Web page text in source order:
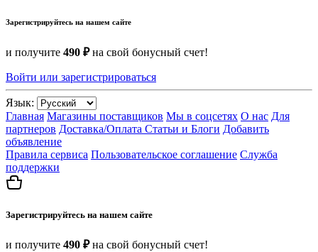
Зарегистрируйтесь на нашем сайте
и получите 490 ₽на свой бонусный счет!
Войти или зарегистрироваться
Язык:
Главная Магазины поставщиков Мы в соцсетях О нас Для
партнеров Доставка/Оплата Статьи и Блоги Добавить
объявление
Правила сервиса Пользовательское соглашение Служба
поддержки
Зарегистрируйтесь на нашем сайте
и получите 490 ₽на свой бонусный счет!